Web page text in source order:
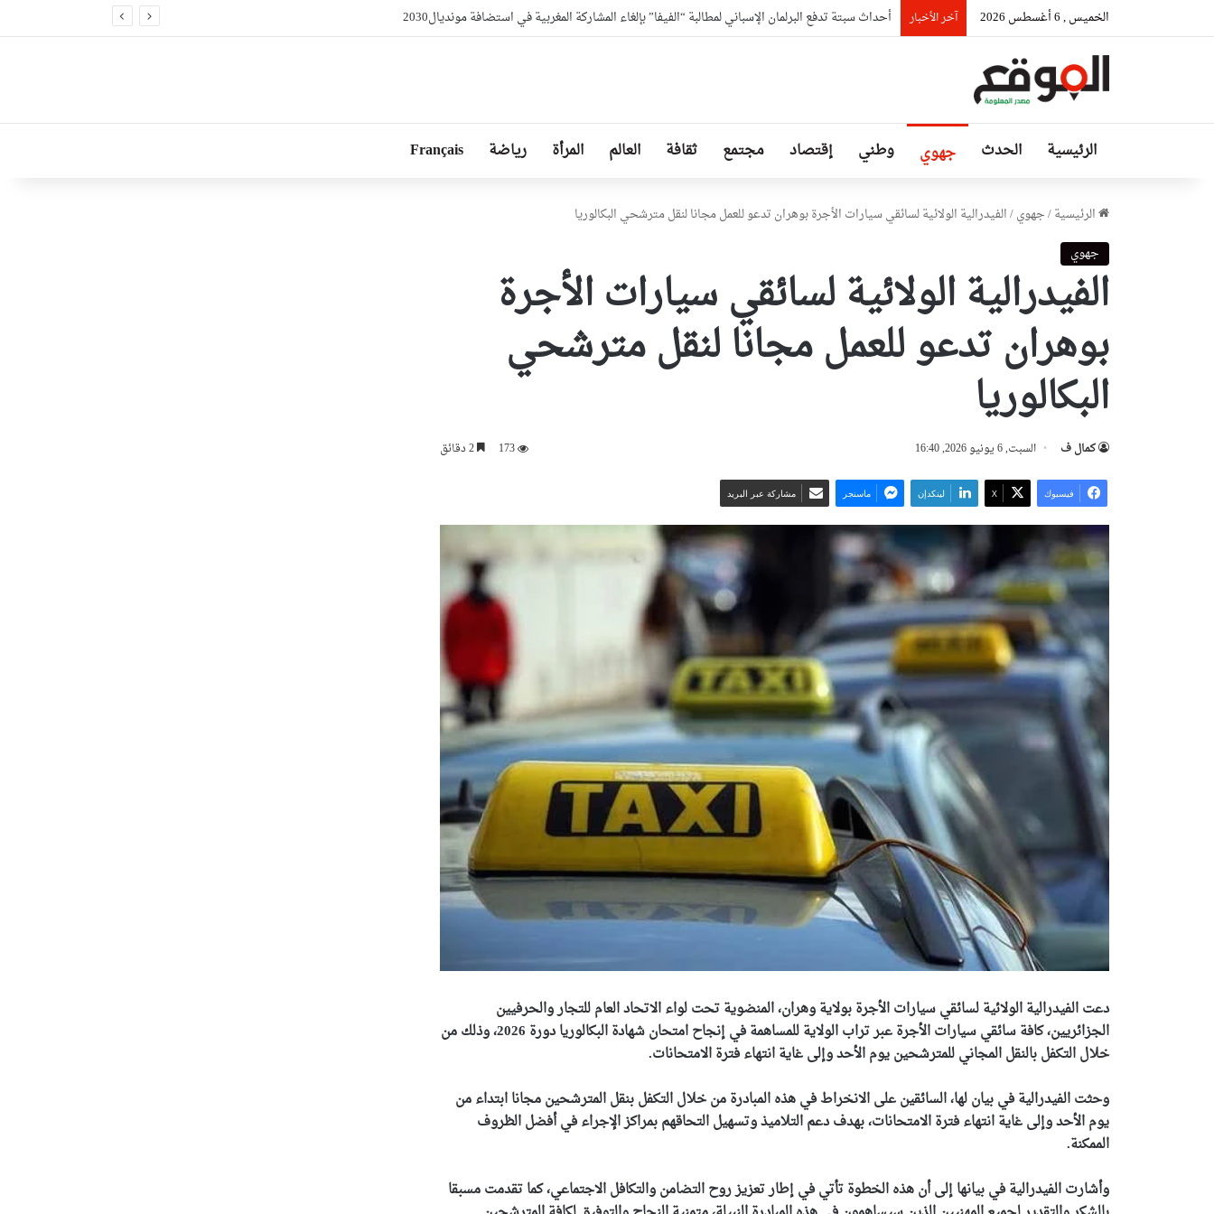
الخميس , 6 أغسطس 2026 آخر الأخبار أحداث سبتة تدفع البرلمان الإسباني لمطالبة “الفيفا” بإلغاء المشاركة المغربية في استضافة مونديال2030
الرئيسية الحدث جهوي وطني إقتصاد مجتمع ثقافة العالم المرأة رياضة Français
الرئيسية/جهوي/الفيدرالية الولائية لسائقي سيارات الأجرة بوهران تدعو للعمل مجانا لنقل مترشحي البكالوريا
جهوي
الفيدرالية الولائية لسائقي سيارات الأجرة
بوهران تدعو للعمل مجانا لنقل مترشحي
البكالوريا
كمال ف السبت, 6 يونيو 2026, 16:40 173 2 دقائق
فيسبوك ‫X لينكدإن ماسنجر مشاركة عبر البريد
دعت الفيدرالية الولائية لسائقي سيارات الأجرة بولاية وهران، المنضوية تحت لواء الاتحاد العام للتجار والحرفيين
الجزائريين، كافة سائقي سيارات الأجرة عبر تراب الولاية للمساهمة في إنجاح امتحان شهادة البكالوريا دورة 2026، وذلك من
خلال التكفل بالنقل المجاني للمترشحين يوم الأحد وإلى غاية انتهاء فترة الامتحانات.
وحثت الفيدرالية في بيان لها، السائقين على الانخراط في هذه المبادرة من خلال التكفل بنقل المترشحين مجانا ابتداء من
يوم الأحد وإلى غاية انتهاء فترة الامتحانات، بهدف دعم التلاميذ وتسهيل التحاقهم بمراكز الإجراء في أفضل الظروف
الممكنة.
وأشارت الفيدرالية في بيانها إلى أن هذه الخطوة تأتي في إطار تعزيز روح التضامن والتكافل الاجتماعي، كما تقدمت مسبقا
وهران: أوشان يشدد على تحسين
الوضع البيئي وينهي مهام
مسؤولين في قطاع النظافة
والي تلمسان يتابع انطلاق مشروع
السكنات الوظيفية بالعريشة
ويشدد على احترام آجال الإنجاز
مشروع التوأمة بين مديريات
التربية يدخل حيز التنفيذ بتيزي
وزو والشلف
والي وهران يشرف على نهائي
البطولة الجهوية لكرة القدم
كميات معتبرة من اللحوم
والأحشاء الفاسدة ببئر الجير
تنظيف كبرى
وتحسين المحيط الحضري